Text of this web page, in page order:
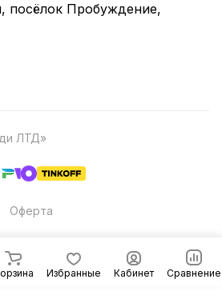
Избранные Кабинет Сравнение
посёлок Пробуждение,
ЛТД»
Оферта